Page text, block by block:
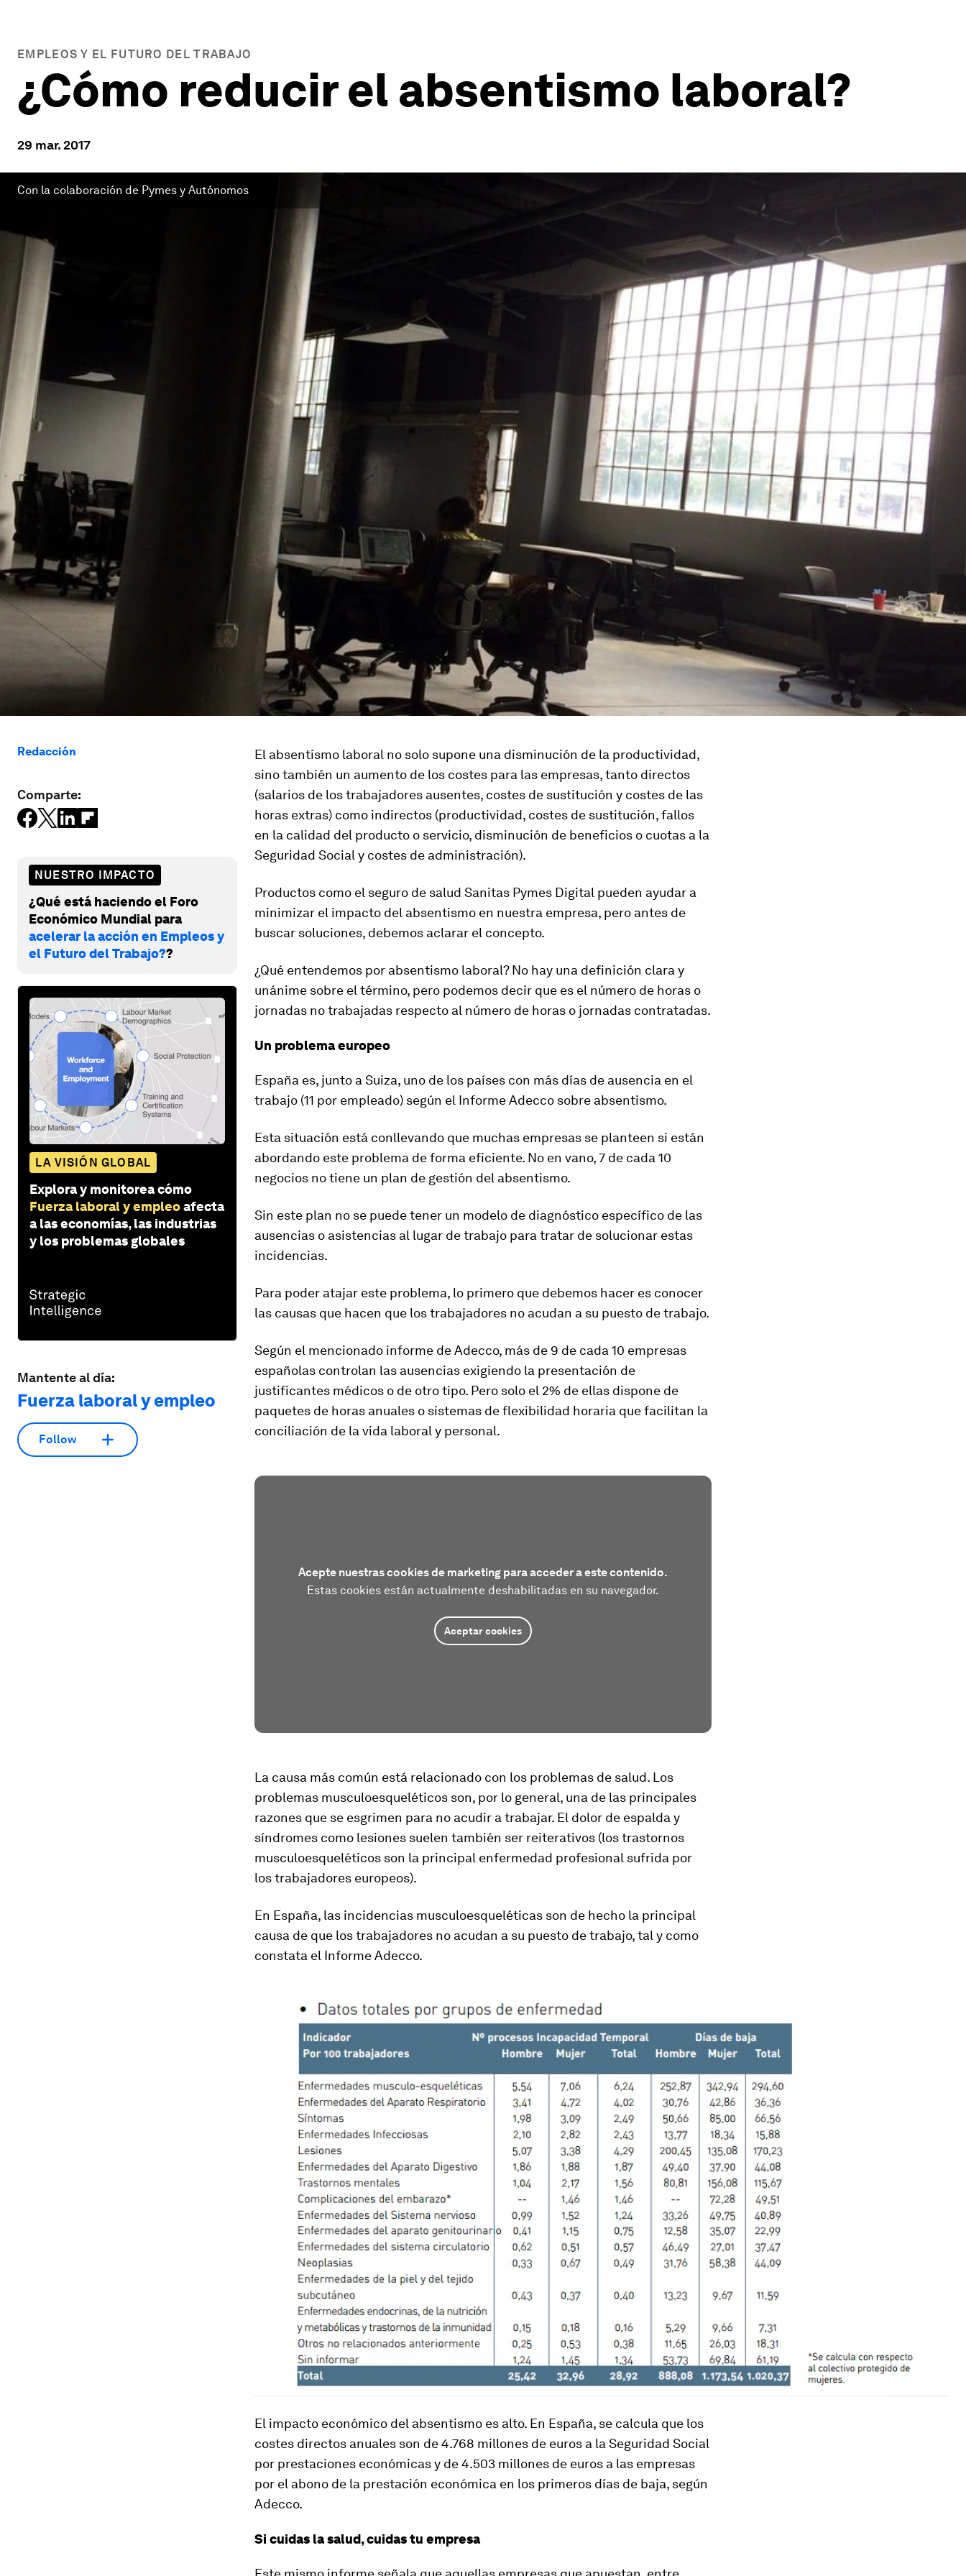
EMPLEOS Y EL FUTURO DEL TRABAJO
¿Cómo reducir el absentismo laboral?
29 mar. 2017
Con la colaboración de Pymes y Autónomos
Redacción
Comparte:
NUESTRO IMPACTO
¿Qué está haciendo el Foro
Económico Mundial para
acelerar la acción en Empleos y
el Futuro del Trabajo??
LA VISIÓN GLOBAL
Explora y monitorea cómo
Fuerza laboral y empleoafecta
a las economías, las industrias
y los problemas globales
Mantente al día:
Fuerza laboral y empleo
Follow
El absentismo laboral no solo supone una disminución de la productividad,
sino también un aumento de los costes para las empresas, tanto directos
(salarios de los trabajadores ausentes, costes de sustitución y costes de las
horas extras) como indirectos (productividad, costes de sustitución, fallos
en la calidad del producto o servicio, disminución de beneficios o cuotas a la
Seguridad Social y costes de administración).
Productos como el seguro de salud Sanitas Pymes Digital pueden ayudar a
minimizar el impacto del absentismo en nuestra empresa, pero antes de
buscar soluciones, debemos aclarar el concepto.
¿Qué entendemos por absentismo laboral? No hay una definición clara y
unánime sobre el término, pero podemos decir que es el número de horas o
jornadas no trabajadas respecto al número de horas o jornadas contratadas.
Un problema europeo
España es, junto a Suiza, uno de los países con más días de ausencia en el
trabajo (11 por empleado) según el Informe Adecco sobre absentismo.
Esta situación está conllevando que muchas empresas se planteen si están
abordando este problema de forma eficiente. No en vano, 7 de cada 10
negocios no tiene un plan de gestión del absentismo.
Sin este plan no se puede tener un modelo de diagnóstico específico de las
ausencias o asistencias al lugar de trabajo para tratar de solucionar estas
incidencias.
Para poder atajar este problema, lo primero que debemos hacer es conocer
las causas que hacen que los trabajadores no acudan a su puesto de trabajo.
Según el mencionado informe de Adecco, más de 9 de cada 10 empresas
españolas controlan las ausencias exigiendo la presentación de
justificantes médicos o de otro tipo. Pero solo el 2% de ellas dispone de
paquetes de horas anuales o sistemas de flexibilidad horaria que facilitan la
conciliación de la vida laboral y personal.
Acepte nuestras cookies de marketing para acceder a este contenido.
Estas cookies están actualmente deshabilitadas en su navegador.
Aceptar cookies
La causa más común está relacionado con los problemas de salud. Los
problemas musculoesqueléticos son, por lo general, una de las principales
razones que se esgrimen para no acudir a trabajar. El dolor de espalda y
síndromes como lesiones suelen también ser reiterativos (los trastornos
musculoesqueléticos son la principal enfermedad profesional sufrida por
los trabajadores europeos).
En España, las incidencias musculoesqueléticas son de hecho la principal
causa de que los trabajadores no acudan a su puesto de trabajo, tal y como
constata el Informe Adecco.
El impacto económico del absentismo es alto. En España, se calcula que los
costes directos anuales son de 4.768 millones de euros a la Seguridad Social
por prestaciones económicas y de 4.503 millones de euros a las empresas
por el abono de la prestación económica en los primeros días de baja, según
Adecco.
Si cuidas la salud, cuidas tu empresa